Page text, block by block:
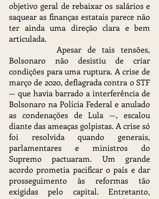
objetivo geral de rebaixar os salários e
saquear as finanças estatais parece não
ter ainda uma direção clara e bem
articulada.
Bolsonaro não desistiu de criar
condições para uma ruptura. A crise de
março de 2020, deflagrada contra o STF
— que havia barrado a interferência de
Bolsonaro na Polícia Federal e anulado
as condenações de Lula —, escalou
diante das ameaças golpistas. A crise só
foi resolvida quando generais,
parlamentares e ministros do
Supremo pactuaram. Um grande
acordo prometia pacificar o país e dar
prosseguimento às reformas tão
exigidas pelo capital. Entretanto,